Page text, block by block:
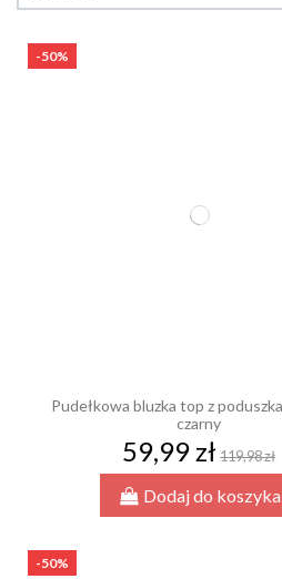
-50%
Pudełkowa bluzka top z
czarny
59,99 zł 119,98 zł
Dodaj do koszyka
-50%